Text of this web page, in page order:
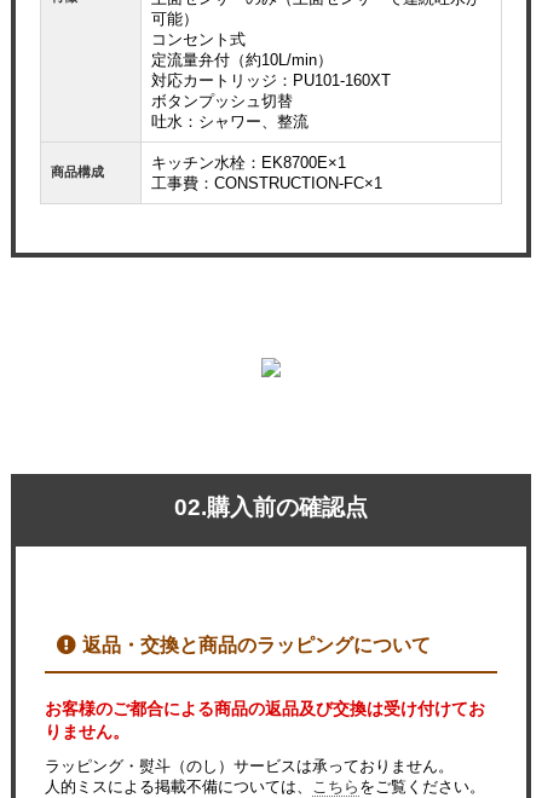
可能）
コンセント式
定流量弁付（約10L/min）
対応カートリッジ：PU101-160XT
ボタンプッシュ切替
吐水：シャワー、整流
商品構成
キッチン水栓：EK8700E×1
工事費：CONSTRUCTION-FC×1
02.購入前の確認点
返品・交換と商品のラッピングについて
お客様のご都合による商品の返品及び交換は受け付けてお
りません。
ラッピング・熨斗（のし）サービスは承っておりません。
人的ミスによる掲載不備については、 こちら をご覧ください。